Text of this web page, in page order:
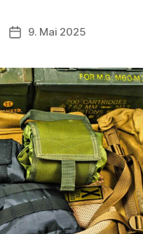
Veröffentlichungsdatum
9. Mai 2025